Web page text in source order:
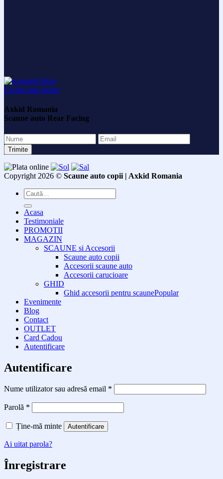
Axkid Romania
Scaune auto Rear Facing
Copyright 2026 © Scaune auto copii | Axkid Romania
Caută
după:
Acasa
Testimoniale
PROMOTII
MAGAZIN
SCAUNE si Accesorii
Scaune auto copii
Accesorii scaune auto
Accesorii carucioare
GHID
Ghid accesorii pentru scaune
Evenimente
Blog
Contact
OUTLET
Card Cadou
Autentificare
Autentificare
Nume utilizator sau adresă email *
Parolă *
Ține-mă minte Autentificare
Ai uitat parola?
Înregistrare